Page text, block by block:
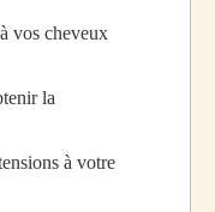
vos cheveux
la
à votre